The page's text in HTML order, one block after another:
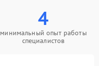
4
минимальный опыт работы
специалистов